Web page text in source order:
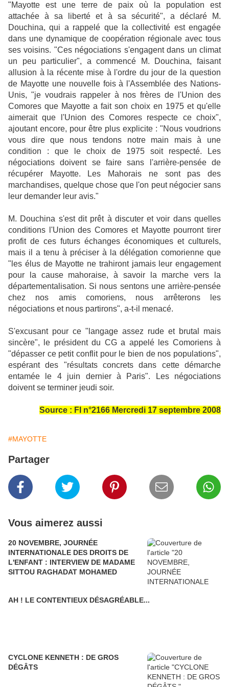
"Mayotte est une terre de paix où la population est
attachée à sa liberté et à sa sécurité", a déclaré M.
Douchina, qui a rappelé que la collectivité est engagée
dans une dynamique de coopération régionale avec tous
ses voisins. "Ces négociations s'engagent dans un climat
un peu particulier", a commencé M. Douchina, faisant
allusion à la récente mise à l'ordre du jour de la question
de Mayotte une nouvelle fois à l'Assemblée des Nations-
Unis, "je voudrais rappeler à nos frères de l'Union des
Comores que Mayotte a fait son choix en 1975 et qu'elle
aimerait que l'Union des Comores respecte ce choix",
ajoutant encore, pour être plus explicite : "Nous voudrions
vous dire que nous tendons notre main mais à une
condition : que le choix de 1975 soit respecté. Les
négociations doivent se faire sans l'arrière-pensée de
récupérer Mayotte. Les Mahorais ne sont pas des
marchandises, quelque chose que l'on peut négocier sans
leur demander leur avis."
M. Douchina s'est dit prêt à discuter et voir dans quelles
conditions l'Union des Comores et Mayotte pourront tirer
profit de ces futurs échanges économiques et culturels,
mais il a tenu à préciser à la délégation comorienne que
"les élus de Mayotte ne trahiront jamais leur engagement
pour la cause mahoraise, à savoir la marche vers la
départementalisation. Si nous sentons une arrière-pensée
chez nos amis comoriens, nous arrêterons les
négociations et nous partirons", a-t-il menacé.
S'excusant pour ce "langage assez rude et brutal mais
sincère", le président du CG a appelé les Comoriens à
"dépasser ce petit conflit pour le bien de nos populations",
espérant des "résultats concrets dans cette démarche
entamée le 4 juin dernier à Paris". Les négociations
doivent se terminer jeudi soir.
Source : FI n°2166 Mercredi 17 septembre 2008
#MAYOTTE
Partager
Vous aimerez aussi
20 NOVEMBRE, JOURNÉE
INTERNATIONALE DES DROITS DE
L'ENFANT : INTERVIEW DE MADAME
SITTOU RAGHADAT MOHAMED
AH ! LE CONTENTIEUX DÉSAGRÉABLE...
CYCLONE KENNETH : DE GROS
DÉGÂTS